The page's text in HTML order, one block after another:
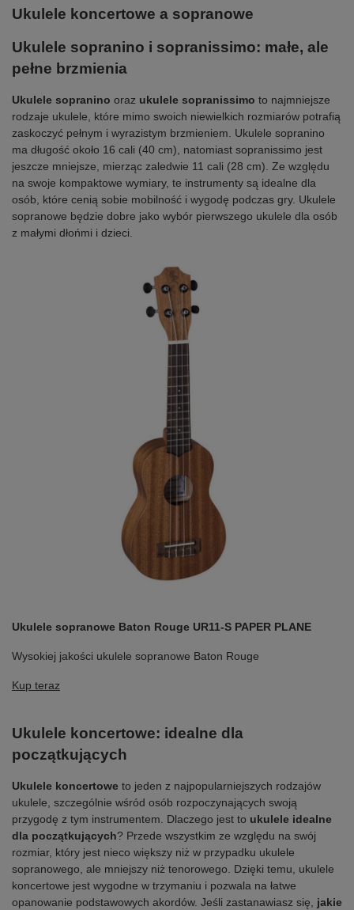
Ukulele koncertowe a sopranowe
Ukulele sopranino i sopranissimo: małe, ale
pełne brzmienia
Ukulele sopranino oraz ukulele sopranissimo to najmniejsze
rodzaje ukulele, które mimo swoich niewielkich rozmiarów potrafią
zaskoczyć pełnym i wyrazistym brzmieniem. Ukulele sopranino
ma długość około 16 cali (40 cm), natomiast sopranissimo jest
jeszcze mniejsze, mierząc zaledwie 11 cali (28 cm). Ze względu
na swoje kompaktowe wymiary, te instrumenty są idealne dla
osób, które cenią sobie mobilność i wygodę podczas gry. Ukulele
sopranowe będzie dobre jako wybór pierwszego ukulele dla osób
z małymi dłońmi i dzieci.
Ukulele sopranowe Baton Rouge UR11-S PAPER PLANE
Wysokiej jakości ukulele sopranowe Baton Rouge
Kup teraz
Ukulele koncertowe: idealne dla
początkujących
Ukulele koncertowe to jeden z najpopularniejszych rodzajów
ukulele, szczególnie wśród osób rozpoczynających swoją
przygodę z tym instrumentem. Dlaczego jest to ukulele idealne
dla początkujących? Przede wszystkim ze względu na swój
rozmiar, który jest nieco większy niż w przypadku ukulele
sopranowego, ale mniejszy niż tenorowego. Dzięki temu, ukulele
koncertowe jest wygodne w trzymaniu i pozwala na łatwe
opanowanie podstawowych akordów. Jeśli zastanawiasz się, jakie